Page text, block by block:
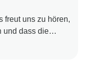
freut uns zu hören,
und dass die
und Humor des